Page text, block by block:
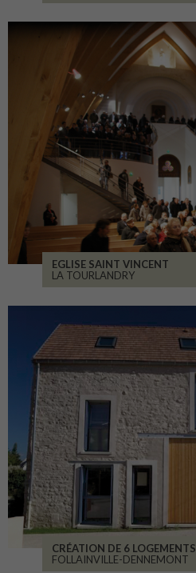
EGLISE SAINT VINCENT
LA TOURLANDRY
CRÉATION DE 6 LOGEMENTS
FOLLAINVILLE-DENNEMONT